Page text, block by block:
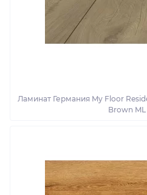
Ламинат Германия My Floor
Brown ML